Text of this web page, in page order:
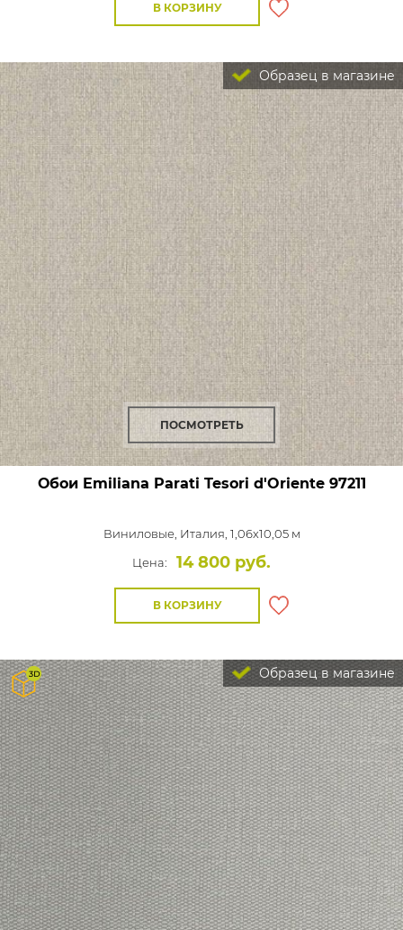
В КОРЗИНУ
Образец в магазине
ПОСМОТРЕТЬ
Обои Emiliana Parati Tesori d'Oriente97211
Виниловые, Италия, 1,06x10,05 м
Цена:
14 800 руб.
В КОРЗИНУ
Образец в магазине